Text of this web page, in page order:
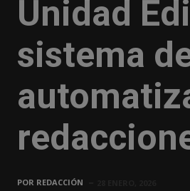
Unidad
sistema
POR REDACCIÓN